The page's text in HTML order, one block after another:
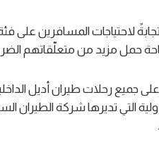
لاحتياجات المسافرين على
حمل مزيد من متعلّقاتهم
جميع رحلات طيران أديل
التي تديرها شركة الطيران